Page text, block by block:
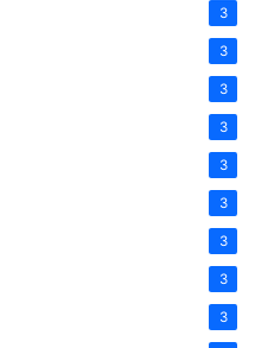
3
3
3
3
3
3
3
3
3